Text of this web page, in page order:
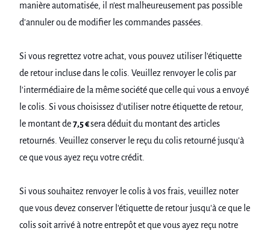
manière automatisée, il n'est malheureusement pas possible
d'annuler ou de modifier les commandes passées.
Si vous regrettez votre achat, vous pouvez utiliser l'étiquette
de retour incluse dans le colis. Veuillez renvoyer le colis par
l'intermédiaire de la même société que celle qui vous a envoyé
le colis. Si vous choisissez d'utiliser notre étiquette de retour,
le montant de7,5 €sera déduit du montant des articles
retournés. Veuillez conserver le reçu du colis retourné jusqu'à
ce que vous ayez reçu votre crédit.
Si vous souhaitez renvoyer le colis à vos frais, veuillez noter
que vous devez conserver l'étiquette de retour jusqu'à ce que le
colis soit arrivé à notre entrepôt et que vous ayez reçu notre